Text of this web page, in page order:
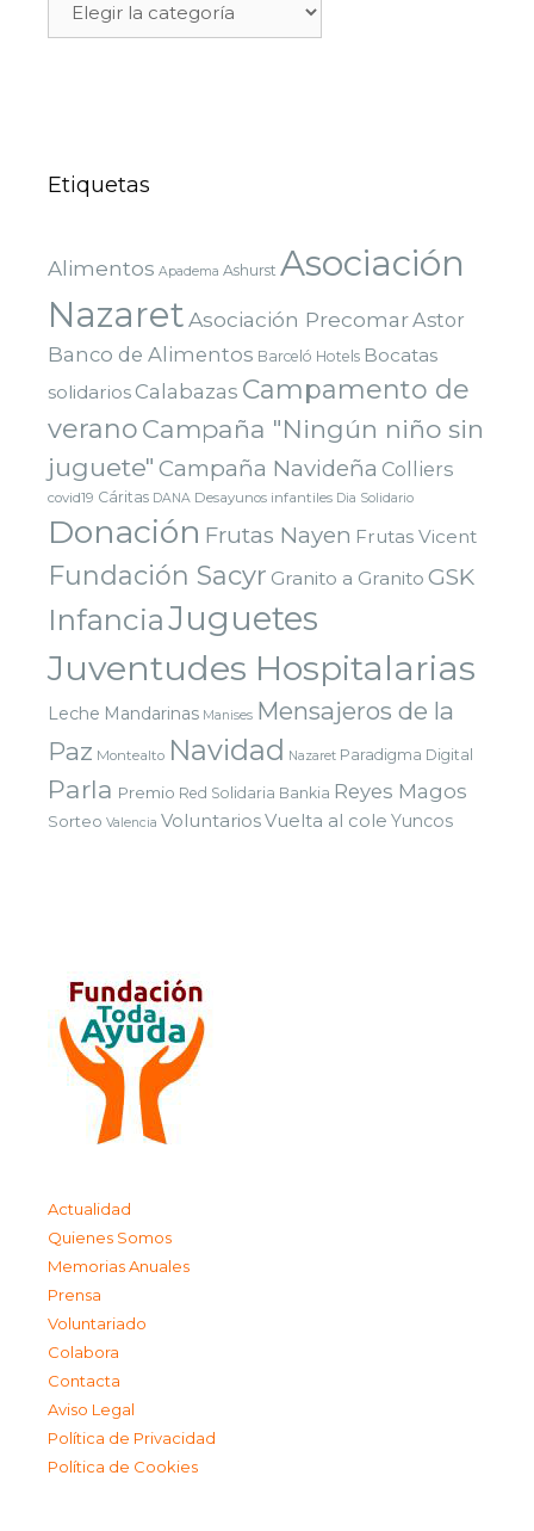
Etiquetas
Alimentos Apadema Ashurst Asociación
NazaretAsociación PrecomarAstor
Banco de Alimentos Barceló Hotels Bocatas
solidarios Calabazas Campamento de
verano Campaña "Ningún niño sin
juguete" Campaña Navideña Colliers
covid19 Cáritas DANA Desayunos infantiles Dia Solidario
Donación Frutas Nayen Frutas Vicent
Fundación Sacyr Granito a Granito GSK
InfanciaJuguetes
Juventudes Hospitalarias
Leche Mandarinas Manises Mensajeros de la
Paz Montealto Navidad Nazaret Paradigma Digital
Parla Premio Red Solidaria Bankia Reyes Magos
Sorteo Valencia VoluntariosVuelta al cole Yuncos
Actualidad
Quienes Somos
Memorias Anuales
Prensa
Voluntariado
Colabora
Contacta
Aviso Legal
Política de Privacidad
Política de Cookies